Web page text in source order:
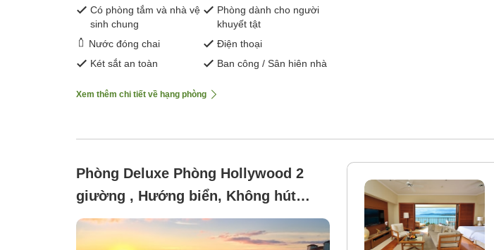
Có phòng tắm và nhà vệ
sinh chung
Phòng dành cho người
khuyết tật
Nước đóng chai
Điện thoại
Két sắt an toàn
Ban công / Sân hiên nhà
Xem thêm chi tiết về hạng phòng
Phòng Deluxe Phòng Hollywood 2
giường , Hướng biển, Không hút
thuốc (Chỉ dành cho người từ 13 tuổi
trở lên Câu lạc bộ Deluxe Sunset)